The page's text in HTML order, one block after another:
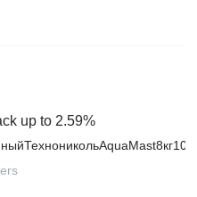
up to 2.59%